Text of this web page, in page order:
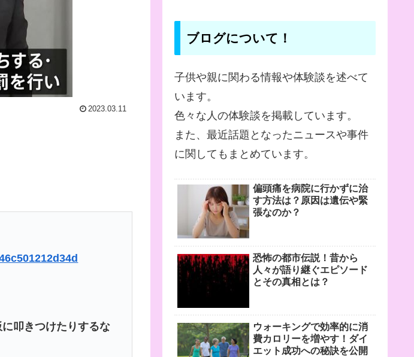
2023.03.11
叩きつけたりするな
ブログについて！
子供や親に関わる情報や体験談を述べて
います。
色々な人の体験談を掲載しています。
また、最近話題となったニュースや事件
に関してもまとめています。
偏頭痛を病院に行かずに治
す方法は？原因は遺伝や緊
張なのか？
恐怖の都市伝説！昔から
人々が語り継ぐエピソード
とその真相とは？
ウォーキングで効率的に消
費カロリーを増やす！ダイ
エット成功への秘訣を公開